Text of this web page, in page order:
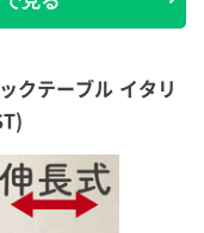
クテーブル イタリ